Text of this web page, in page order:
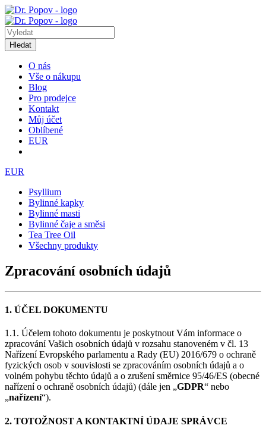
Hledat
O nás
Vše o nákupu
Blog
Pro prodejce
Kontakt
Můj účet
Oblíbené
EUR
EUR
Psyllium
Bylinné kapky
Bylinné masti
Bylinné čaje a směsi
Tea Tree Oil
Všechny produkty
Zpracování osobních údajů
1. ÚČEL DOKUMENTU
1.1. Účelem tohoto dokumentu je poskytnout Vám informace o
zpracování Vašich osobních údajů v rozsahu stanoveném v čl. 13
Nařízení Evropského parlamentu a Rady (EU) 2016/679 o ochraně
fyzických osob v souvislosti se zpracováním osobních údajů a o
volném pohybu těchto údajů a o zrušení směrnice 95/46/ES (obecné
nařízení o ochraně osobních údajů) (dále jen „GDPR“ nebo
„nařízení“).
2. TOTOŽNOST A KONTAKTNÍ ÚDAJE SPRÁVCE